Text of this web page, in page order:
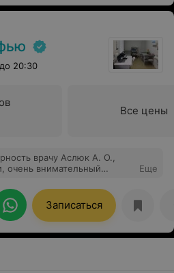
до 20:30
Все цены
врачу Аслюк А. О.,
очень внимательный
все очень подробно и
Еще
Записаться